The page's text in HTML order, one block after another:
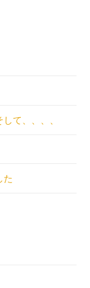
て、、、、
た